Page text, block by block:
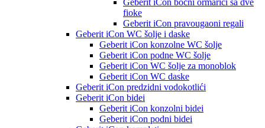
Geberit iCon bočni ormarići sa dve
fioke
Geberit iCon pravougaoni regali
Geberit iCon WC šolje i daske
Geberit iCon konzolne WC šolje
Geberit iCon podne WC šolje
Geberit iCon WC šolje za monoblok
Geberit iCon WC daske
Geberit iCon predzidni vodokotlići
Geberit iCon bidei
Geberit iCon konzolni bidei
Geberit iCon podni bidei